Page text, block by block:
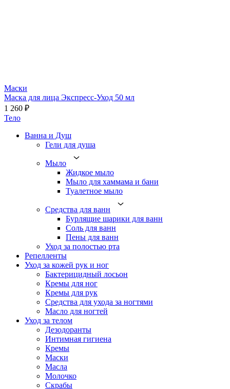
Маски
Маска для лица Экспресс-Уход 50 мл
1 260 ₽
Тело
Ванна и Душ
Гели для душа
Мыло
Жидкое мыло
Мыло для хаммама и бани
Туалетное мыло
Средства для ванн
Бурлящие шарики для ванн
Соль для ванн
Пены для ванн
Уход за полостью рта
Репелленты
Уход за кожей рук и ног
Бактерицидный лосьон
Кремы для ног
Кремы для рук
Средства для ухода за ногтями
Масло для ногтей
Уход за телом
Дезодоранты
Интимная гигиена
Кремы
Маски
Масла
Молочко
Скрабы